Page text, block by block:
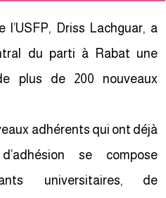
l’USFP, Driss Lachguar, a
du parti à Rabat une
plus de 200 nouveaux
adhérents qui ont déjà
se compose
universitaires, de